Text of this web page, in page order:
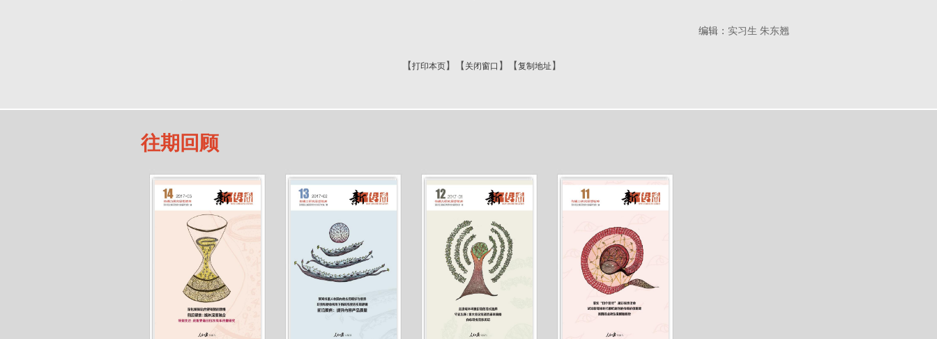
编辑： 实习生 朱东翘
【 打印本页 】【 关闭窗口 】【 复制地址 】
往期回顾